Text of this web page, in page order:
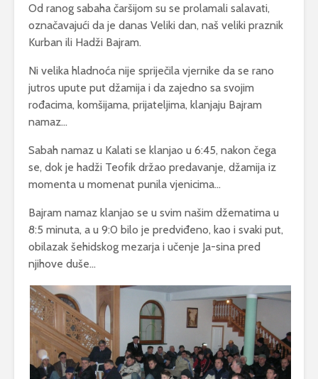
Od ranog sabaha čaršijom su se prolamali salavati,
označavajući da je danas Veliki dan, naš veliki praznik
Kurban ili Hadži Bajram.
Ni velika hladnoća nije spriječila vjernike da se rano
jutros upute put džamija i da zajedno sa svojim
rođacima, komšijama, prijateljima, klanjaju Bajram
namaz…
Sabah namaz u Kalati se klanjao u 6:45, nakon čega
se, dok je hadži Teofik držao predavanje, džamija iz
momenta u momenat punila vjenicima…
Bajram namaz klanjao se u svim našim džematima u
8:5 minuta, a u 9:0 bilo je predviđeno, kao i svaki put,
obilazak šehidskog mezarja i učenje Ja-sina pred
njihove duše…